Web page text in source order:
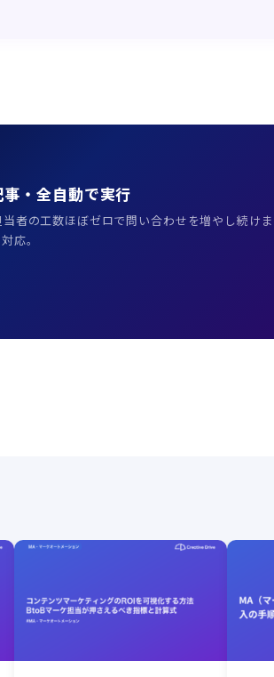
・全自動で実行
者の工数ほぼゼロで問い合わせを増やし続けま
応。